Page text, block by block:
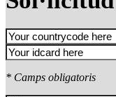
* Camps obligatoris